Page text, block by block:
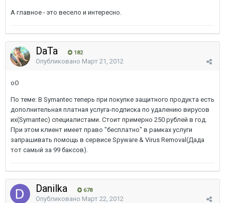
А главное - это весело и интересно.
DaTa 182
Опубликовано Март 21, 2012
оО
По теме: В Symantec теперь при покупке защитного продукта есть
дополнительная платная услуга-подписка по удалению вирусов
их(Symantec) специалистами. Стоит примерно 250 рублей в год.
При этом клиент имеет право "бесплатно" в рамках услуги
запрашивать помощь в сервисе Spyware & Virus Removal(Дада
тот самый за 99 баксов).
Danilka 678
Опубликовано Март 22, 2012